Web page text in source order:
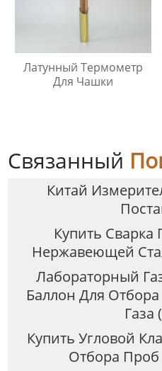
Латунный Термометр
Для Чашки
Связанный
Китай
Купить
Нержавеющей
Лабораторный
Баллон Для
Газа
Купить Угловой
Отбора